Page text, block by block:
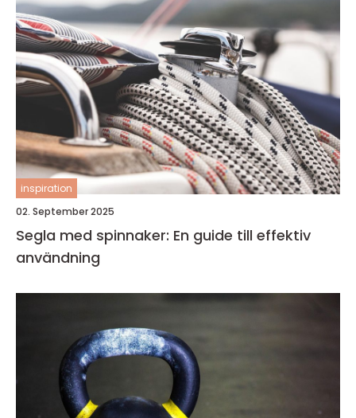
inspiration
02. September 2025
Segla med spinnaker: En guide till effektiv
användning